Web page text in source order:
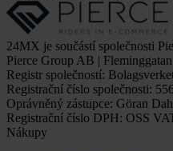
24MX je součástí společnosti
Pierce Group AB |
Registr společností:
Registrační číslo společnosti:
Oprávněný zástupce: Göran
Registrační číslo DPH: OSS
Nákupy